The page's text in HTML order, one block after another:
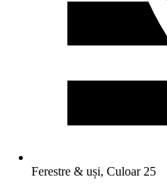
Ferestre & uși, Culoar 25